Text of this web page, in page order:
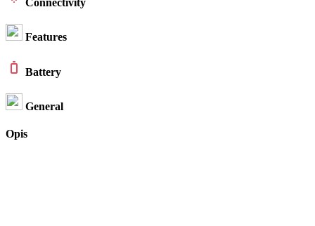
Connectivity
Features
Battery
General
Opis